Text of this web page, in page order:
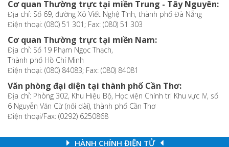
Cơ quan Thường trực tại miền Trung - Tây Nguyên:
Địa chỉ: Số 69, đường Xô Viết Nghệ Tĩnh, thành phố Đà Nẵng
Điện thoại: (080) 51 301; Fax: (080) 51 303
Cơ quan Thường trực tại miền Nam:
Địa chỉ: Số 19 Phạm Ngọc Thạch,
Thành phố Hồ Chí Minh
Điện thoại: (080) 84083; Fax: (080) 84081
Văn phòng đại diện tại thành phố Cần Thơ:
Địa chỉ: Phòng 302, Khu Hiệu Bộ, Học viện Chính trị Khu vực IV, số
6 Nguyễn Văn Cừ (nối dài), thành phố Cần Thơ
Điện thoại/Fax: (0292) 6250868
HÀNH CHÍNH ĐIỆN TỬ